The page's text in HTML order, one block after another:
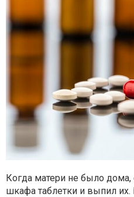
Когда матери не было дома,
шкафа таблетки и выпил